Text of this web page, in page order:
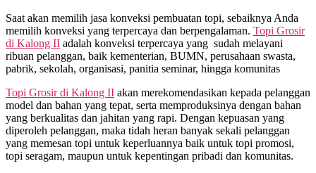
Saat akan memilih jasa konveksi pembuatan topi, sebaiknya Anda
memilih konveksi yang terpercaya dan berpengalaman. Topi Grosir
di Kalong II adalah konveksi terpercaya yang sudah melayani
ribuan pelanggan, baik kementerian, BUMN, perusahaan swasta,
pabrik, sekolah, organisasi, panitia seminar, hingga komunitas
Topi Grosir di Kalong II akan merekomendasikan kepada pelanggan
model dan bahan yang tepat, serta memproduksinya dengan bahan
yang berkualitas dan jahitan yang rapi. Dengan kepuasan yang
diperoleh pelanggan, maka tidah heran banyak sekali pelanggan
yang memesan topi untuk keperluannya baik untuk topi promosi,
topi seragam, maupun untuk kepentingan pribadi dan komunitas.